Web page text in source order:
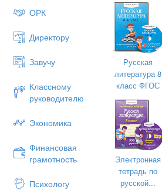
ОРК
Директору
Завучу
Классному
руководителю
Экономика
Финансовая
грамотность
Психологу
Русская
литература 8
класс ФГОС
Электронная
тетрадь по
русской...